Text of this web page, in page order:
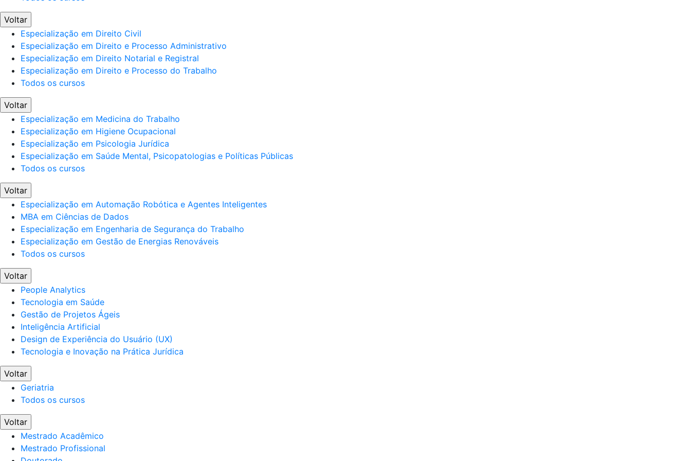
Voltar
Especialização em Direito Civil
Especialização em Direito e Processo Administrativo
Especialização em Direito Notarial e Registral
Especialização em Direito e Processo do Trabalho
Todos os cursos
Voltar
Especialização em Medicina do Trabalho
Especialização em Higiene Ocupacional
Especialização em Psicologia Jurídica
Especialização em Saúde Mental, Psicopatologias e Políticas Públicas
Todos os cursos
Voltar
Especialização em Automação Robótica e Agentes Inteligentes
MBA em Ciências de Dados
Especialização em Engenharia de Segurança do Trabalho
Especialização em Gestão de Energias Renováveis
Todos os cursos
Voltar
People Analytics
Tecnologia em Saúde
Gestão de Projetos Ágeis
Inteligência Artificial
Design de Experiência do Usuário (UX)
Tecnologia e Inovação na Prática Jurídica
Voltar
Geriatria
Todos os cursos
Voltar
Mestrado Acadêmico
Mestrado Profissional